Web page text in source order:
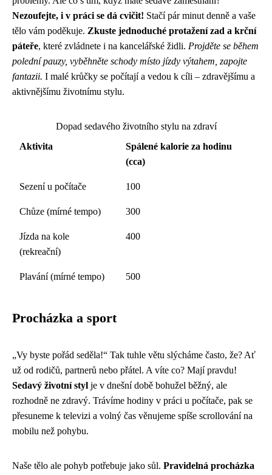
Nezoufejte, i v práci se dá cvičit! Stačí pár minut denně a vaše
tělo vám poděkuje. Zkuste jednoduché protažení zad a krční
páteře, které zvládnete i na kancelářské židli. Projděte se během
polední pauzy, vyběhněte schody místo jízdy výtahem, zapojte
fantazii. I malé krůčky se počítají a vedou k cíli – zdravějšímu a
aktivnějšímu životnímu stylu.
Dopad sedavého životního stylu na zdraví
Aktivita
Spálené kalorie za hodinu
(cca)
Sezení u počítače 100
Chůze (mírné tempo) 300
Jízda na kole
(rekreační)
400
Plavání (mírné tempo) 500
Procházka a sport
„Vy byste pořád seděla!“ Tak tuhle větu slýcháme často, že? Ať
už od rodičů, partnerů nebo přátel. A víte co? Mají pravdu!
Sedavý životní styl je v dnešní době bohužel běžný, ale
rozhodně ne zdravý. Trávíme hodiny v práci u počítače, pak se
přesuneme k televizi a volný čas věnujeme spíše scrollování na
mobilu než pohybu.
Naše tělo ale pohyb potřebuje jako sůl. Pravidelná procházka